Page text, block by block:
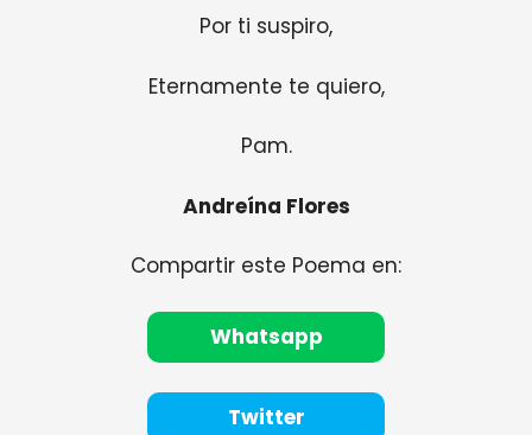
Por ti suspiro,
Eternamente te quiero,
Pam.
Andreína Flores
Compartir este Poema en:
Whatsapp
Twitter